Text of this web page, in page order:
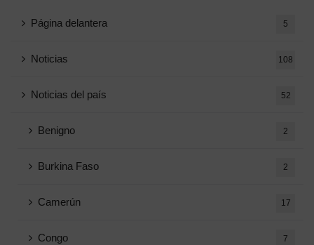
Página delantera 5
Noticias 108
Noticias del país 52
Benigno 2
Burkina Faso 2
Camerún 17
Congo 7